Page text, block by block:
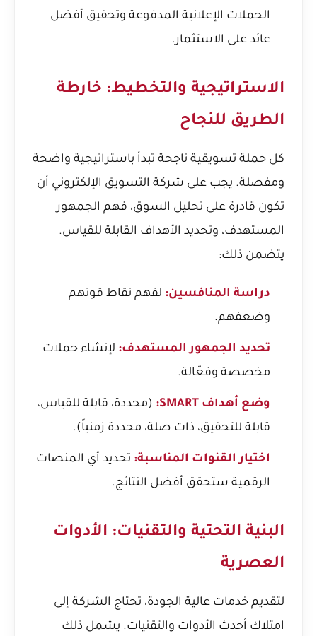
الحملات الإعلانية المدفوعة وتحقيق أفضل
عائد على الاستثمار.
الاستراتيجية والتخطيط: خارطة
الطريق للنجاح
كل حملة تسويقية ناجحة تبدأ باستراتيجية واضحة
ومفصلة. يجب على شركة التسويق الإلكتروني أن
تكون قادرة على تحليل السوق، فهم الجمهور
المستهدف، وتحديد الأهداف القابلة للقياس.
يتضمن ذلك:
دراسة المنافسين: لفهم نقاط قوتهم
وضعفهم.
تحديد الجمهور المستهدف: لإنشاء حملات
مخصصة وفعّالة.
وضع أهداف SMART:
(محددة، قابلة للقياس،
قابلة للتحقيق، ذات صلة، محددة زمنياً).
اختيار القنوات المناسبة: تحديد أي المنصات
الرقمية ستحقق أفضل النتائج.
البنية التحتية والتقنيات: الأدوات
العصرية
لتقديم خدمات عالية الجودة، تحتاج الشركة إلى
امتلاك أحدث الأدوات والتقنيات. يشمل ذلك